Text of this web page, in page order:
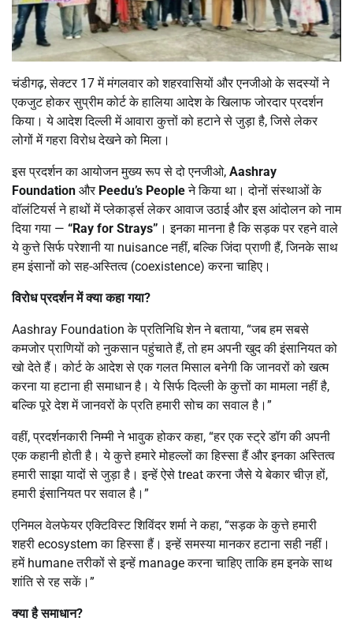
चंडीगढ़, सेक्टर 17 में मंगलवार को शहरवासियों और एनजीओ के सदस्यों ने
एकजुट होकर सुप्रीम कोर्ट के हालिया आदेश के खिलाफ जोरदार प्रदर्शन
किया। ये आदेश दिल्ली में आवारा कुत्तों को हटाने से जुड़ा है, जिसे लेकर
लोगों में गहरा विरोध देखने को मिला।
इस प्रदर्शन का आयोजन मुख्य रूप से दो एनजीओ, Aashray
Foundation और Peedu’s Peopleने किया था। दोनों संस्थाओं के
वॉलंटियर्स ने हाथों में प्लेकार्ड्स लेकर आवाज उठाई और इस आंदोलन को नाम
दिया गया — “Ray for Strays” । इनका मानना है कि सड़क पर रहने वाले
ये कुत्ते सिर्फ परेशानी या nuisance नहीं, बल्कि जिंदा प्राणी हैं, जिनके साथ
हम इंसानों को सह-अस्तित्व (coexistence) करना चाहिए।
विरोध प्रदर्शन में क्या कहा गया?
Aashray Foundation के प्रतिनिधि शेन ने बताया, “जब हम सबसे
कमजोर प्राणियों को नुकसान पहुंचाते हैं, तो हम अपनी खुद की इंसानियत को
खो देते हैं। कोर्ट के आदेश से एक गलत मिसाल बनेगी कि जानवरों को खत्म
करना या हटाना ही समाधान है। ये सिर्फ दिल्ली के कुत्तों का मामला नहीं है,
बल्कि पूरे देश में जानवरों के प्रति हमारी सोच का सवाल है।”
वहीं, प्रदर्शनकारी निम्मी ने भावुक होकर कहा, “हर एक स्ट्रे डॉग की अपनी
एक कहानी होती है। ये कुत्ते हमारे मोहल्लों का हिस्सा हैं और इनका अस्तित्व
हमारी साझा यादों से जुड़ा है। इन्हें ऐसे treat करना जैसे ये बेकार चीज़ हों,
हमारी इंसानियत पर सवाल है।”
एनिमल वेलफेयर एक्टिविस्ट शिविंदर शर्मा ने कहा, “सड़क के कुत्ते हमारी
शहरी ecosystem का हिस्सा हैं। इन्हें समस्या मानकर हटाना सही नहीं।
हमें humane तरीकों से इन्हें manage करना चाहिए ताकि हम इनके साथ
शांति से रह सकें।”
क्या है समाधान?